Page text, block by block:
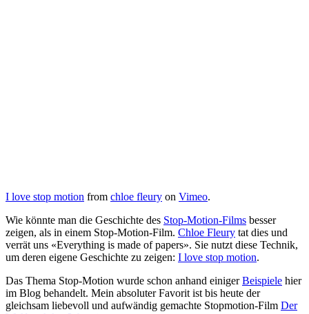
I love stop motion from chloe fleury on Vimeo.
Wie könnte man die Geschichte des Stop-Motion-Films besser
zeigen, als in einem Stop-Motion-Film. Chloe Fleury tat dies und
verrät uns «Everything is made of papers». Sie nutzt diese Technik,
um deren eigene Geschichte zu zeigen: I love stop motion.
Das Thema Stop-Motion wurde schon anhand einigerBeispiele hier
im Blog behandelt. Mein absoluter Favorit ist bis heute der
gleichsam liebevoll und aufwändig gemachte Stopmotion-Film Der